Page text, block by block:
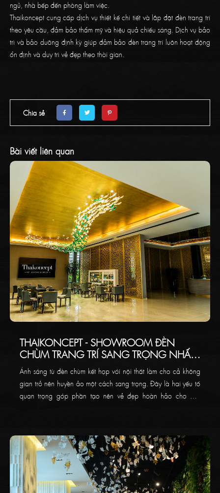
ngủ, nhà bếp đến phòng làm việc.
Thaikoncept cung cấp dịch vụ thiết kế chi tiết và lắp đặt đèn trang trí
theo yêu cầu, đảm bảo thẩm mỹ và hiệu quả chiếu sáng. Dịch vụ bảo
trì và bảo dưỡng định kỳ giúp đảm bảo đèn trang trí luôn hoạt động
ổn định và duy trì vẻ đẹp theo thời gian.
Chia sẻ
Bài viết liên quan
THAIKONCEPT - SHOWROOM ĐÈN
CHÙM TRANG TRÍ SANG TRỌNG NHẤT
VIỆT NAM
Ánh sáng từ đèn chùm kết hợp với nội thất làm cho cả không
gian trở nên huyền ảo một cách sang trọng. Đây là hai yếu tố
quan trọng góp phần tạo nên vẻ đẹp hoàn hảo cho một